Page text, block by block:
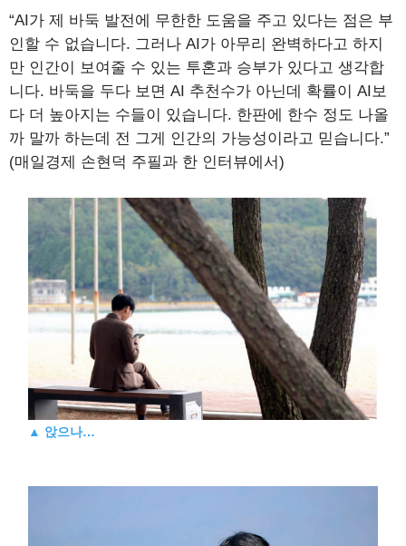
“AI가 제 바둑 발전에 무한한 도움을 주고 있다는 점은 부
인할 수 없습니다. 그러나 AI가 아무리 완벽하다고 하지
만 인간이 보여줄 수 있는 투혼과 승부가 있다고 생각합
니다. 바둑을 두다 보면 AI 추천수가 아닌데 확률이 AI보
다 더 높아지는 수들이 있습니다. 한판에 한수 정도 나올
까 말까 하는데 전 그게 인간의 가능성이라고 믿습니다.”
(매일경제 손현덕 주필과 한 인터뷰에서)
▲ 앉으나…